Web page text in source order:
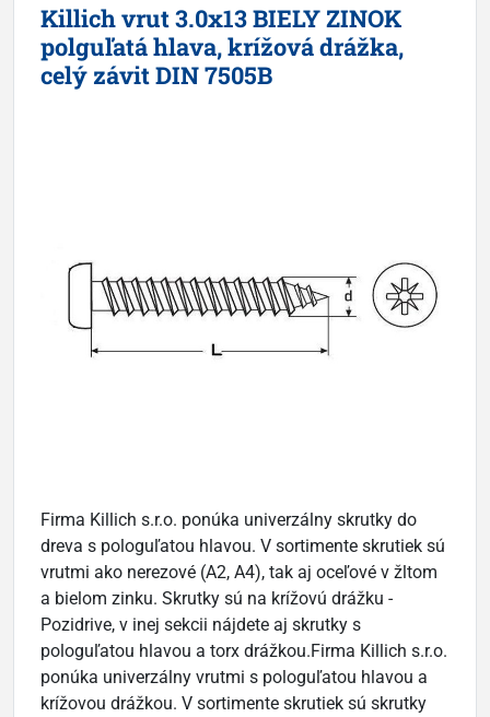
Killich vrut 3.0x13 BIELY ZINOK
polguľatá hlava, krížová drážka,
celý závit DIN 7505B
Firma Killich s.r.o. ponúka univerzálny skrutky do
dreva s pologuľatou hlavou. V sortimente skrutiek sú
vrutmi ako nerezové (A2, A4), tak aj oceľové v žltom
a bielom zinku. Skrutky sú na krížovú drážku -
Pozidrive, v inej sekcii nájdete aj skrutky s
pologuľatou hlavou a torx drážkou.Firma Killich s.r.o.
ponúka univerzálny vrutmi s pologuľatou hlavou a
krížovou drážkou. V sortimente skrutiek sú skrutky